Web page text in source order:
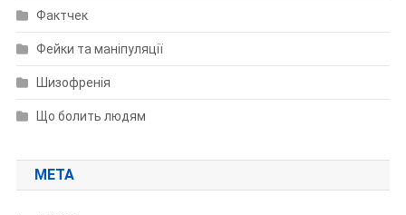
Фактчек
Фейки та маніпуляції
Шизофренія
Що болить людям
МЕТА